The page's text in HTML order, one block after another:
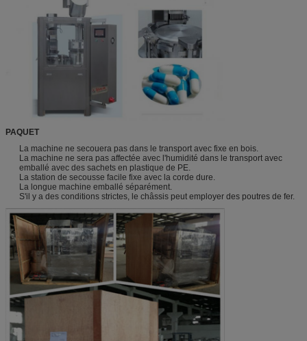
PAQUET
La machine ne secouera pas dans le transport avec fixe en bois.
La machine ne sera pas affectée avec l'humidité dans le transport avec
emballé avec des sachets en plastique de PE.
La station de secousse facile fixe avec la corde dure.
La longue machine emballé séparément.
S'il y a des conditions strictes, le châssis peut employer des poutres de fer.